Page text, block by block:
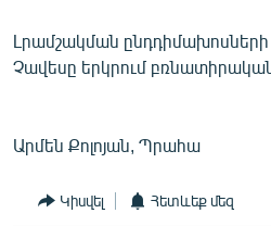
Լրամշակման ընդդիմախոսների
Չավեսը երկրում
Արմեն Քոլոյան, Պրահա
Կիսվել Հետևեք մեզ